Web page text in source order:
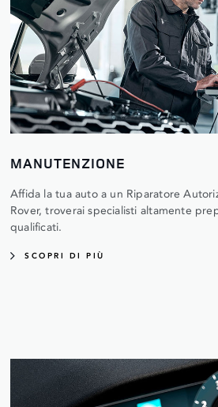
MANUTENZIONE
Affida la tua auto a un Riparatore
Rover, troverai specialisti altamente
qualificati.
SCOPRI DI PIÙ